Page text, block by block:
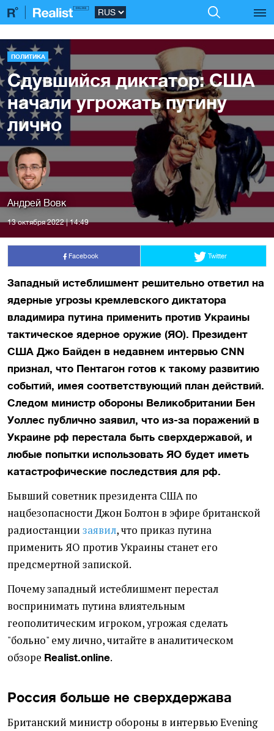
ПОЛИТИКА
Сдувшийся диктатор: США
начали угрожать путину
лично
Андрей Вовк
13 октября 2022 | 14:49
Facebook Twitter
Западный истеблишмент решительно ответил на
ядерные угрозы кремлевского диктатора
владимира путина применить против Украины
тактическое ядерное оружие (ЯО). Президент
США Джо Байден в недавнем интервью CNN
признал, что Пентагон готов к такому развитию
событий, имея соответствующий план действий.
Следом министр обороны Великобритании Бен
Уоллес публично заявил, что из-за поражений в
Украине рф перестала быть сверхдержавой, и
любые попытки использовать ЯО будет иметь
катастрофические последствия для рф.
Бывший советник президента США по
нацбезопасности Джон Болтон в эфире британской
радиостанции заявил, что приказ путина
применить ЯО против Украины станет его
предсмертной запиской.
Почему западный истеблишмент перестал
воспринимать путина влиятельным
геополитическим игроком, угрожая сделать
"больно" ему лично, читайте в аналитическом
обзоре Realist.online.
Россия больше не сверхдержава
Британский министр обороны в интервью Evening